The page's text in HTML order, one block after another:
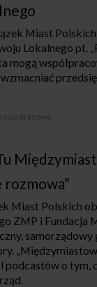
Miast
Lokalnego pt.
mogą
prasowe
rozmowa”
Miast Polskich
ZMP i Fundacja
samorządowy
podcastów o tym,